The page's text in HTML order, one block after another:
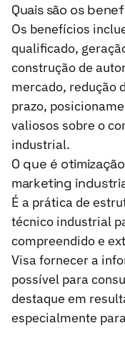
Quais são os
Os benefícios
qualificado,
construção de
mercado, redução
prazo,
valiosos sobre o
industrial.
O que é
marketing
É a prática de
técnico industrial
compreendido e
Visa fornecer a
possível para
destaque em
especialmente